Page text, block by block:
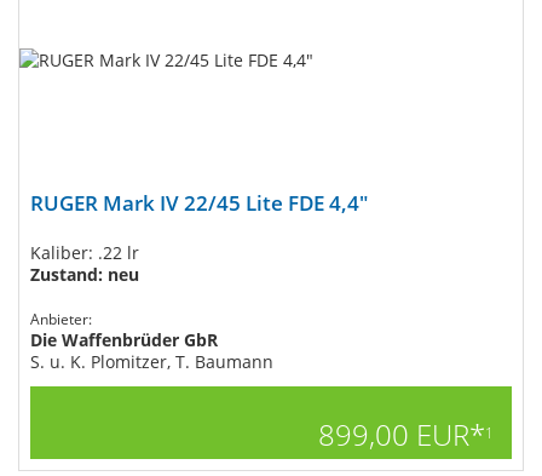
RUGER Mark IV 22/45 Lite FDE 4,4"
Kaliber: .22 lr
Zustand: neu
Anbieter:
Die Waffenbrüder GbR
S. u. K. Plomitzer, T. Baumann
899,00 EUR*1